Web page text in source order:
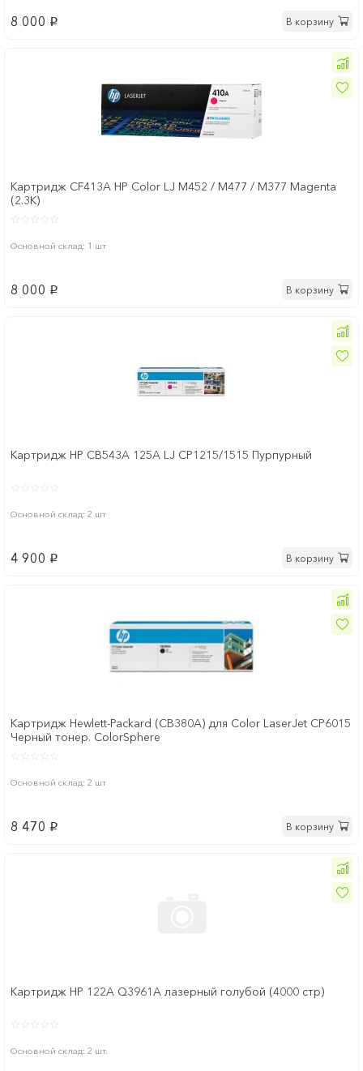
8 000 p В корзину
Картридж CF413A HP Color LJ M452 / M477 / M377 Magenta
(2.3K)
Основной склад: 1 шт
8 000 p В корзину
Картридж HP CB543A 125A LJ CP1215/1515 Пурпурный
Основной склад: 2 шт
4 900 p В корзину
Картридж Hewlett-Packard (CB380A) для Color LaserJet CP6015
Черный тонер. ColorSphere
Основной склад: 2 шт
8 470 p В корзину
Картридж HP 122A Q3961A лазерный голубой (4000 стр)
Основной склад: 2 шт.